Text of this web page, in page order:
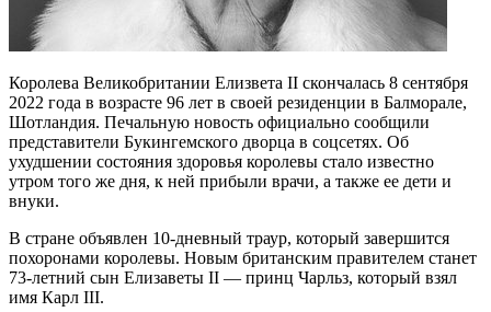
Королева Великобритании Елизвета II скончалась 8 сентября
2022 года в возрасте 96 лет в своей резиденции в Балморале,
Шотландия. Печальную новость официально сообщили
представители Букингемского дворца в соцсетях. Об
ухудшении состояния здоровья королевы стало известно
утром того же дня, к ней прибыли врачи, а также ее дети и
внуки.
В стране объявлен 10-дневный траур, который завершится
похоронами королевы. Новым британским правителем станет
73-летний сын Елизаветы II — принц Чарльз, который взял
имя Карл III.